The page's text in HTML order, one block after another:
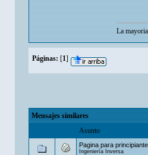
La
Páginas: [1]
Mensajes similares
Asunto
Pagina para
Ingeniería Inversa